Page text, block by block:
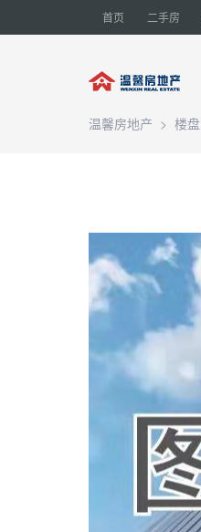
首页 二手房
温馨房地产 > 楼盘